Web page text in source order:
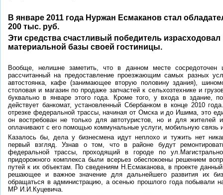
В январе 2011 года Нуржан Есмаканов стал
200 тыс. руб.
Эти средства счастливый победитель
материальной базы своей гостиницы.
Вообще, нелишне заметить, что в данном месте сосредоточен
рассчитанный на предоставление проезжающим самых разных
автостоянка, кафе (занимающее вторую половину здания),
столовая и магазин по продаже запчастей к сельхозтехнике и
буквально в январе этого года. Кроме того, у входа в здание,
действует банкомат, установленный Сбербанком в конце 2010
отрезке федеральной трассы, начиная от Омска и до Ишима, это
он востребован не только для автотуристов, но и для жителей
оплачивают с его помощью коммунальные услуги, мобильную связь
Казалось бы, дела у бизнесмена идут неплохо и тужить нет
первый взгляд. Узнав о том, что в районе будут
федеральной трассы, проходящий в городе по
придорожного комплекса были всерьез обеспокоены решением
путей к их объектам. По сведениям Н.Есмаканова, в проекте
решающее и важное значение для дальнейшего развития их
обращаться в администрацию, а осенью прошлого года побывали
МР И.И.Куцевича.